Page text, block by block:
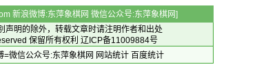
新浪微博:东萍象棋网 微信公众号:东萍象棋网]
声明的除外，转载文章时请注明作者和出处
保留所有权利 辽ICP备11009884号
微信公众号:东萍象棋网 网站统计 百度统计